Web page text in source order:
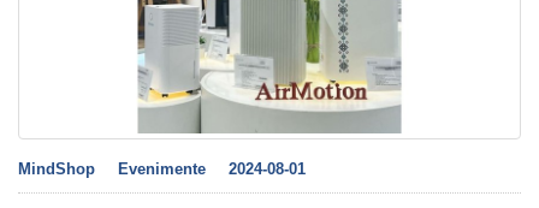
MindShop Evenimente 2024-08-01